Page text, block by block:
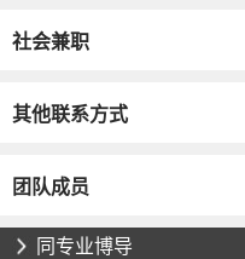
社会兼职
其他联系方式
团队成员
同专业博导